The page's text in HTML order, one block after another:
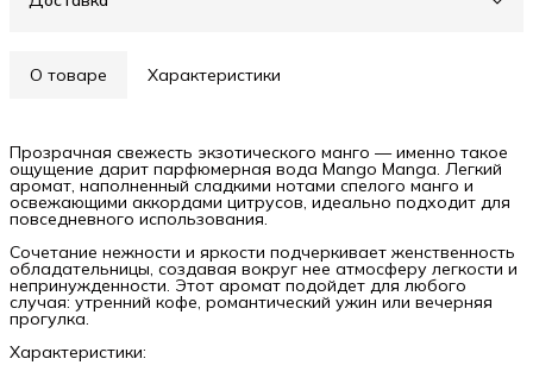
О товаре Характеристики
Прозрачная свежесть экзотического манго — именно такое
ощущение дарит парфюмерная вода Mango Manga. Легкий
аромат, наполненный сладкими нотами спелого манго и
освежающими аккордами цитрусов, идеально подходит для
повседневного использования.
Сочетание нежности и яркости подчеркивает женственность
обладательницы, создавая вокруг нее атмосферу легкости и
непринужденности. Этот аромат подойдет для любого
случая: утренний кофе, романтический ужин или вечерняя
прогулка.
Характеристики: